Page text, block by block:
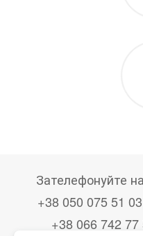
Зателефонуйте
+38 050 075 51 03
+38 066 742 77